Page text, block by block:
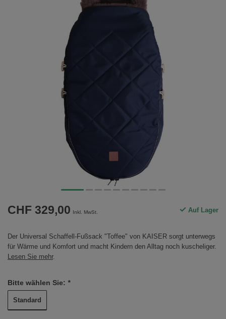
CHF 329,00 Inkl. MwSt. Auf Lager
Der Universal Schaffell-Fußsack "Toffee" von KAISER sorgt unterwegs
für Wärme und Komfort und macht Kindern den Alltag noch kuscheliger.
Lesen Sie mehr.
Bitte wählen Sie: *
Standard